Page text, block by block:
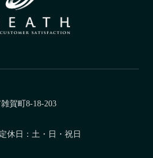
賀町8-18-203
休日：土・日・祝日